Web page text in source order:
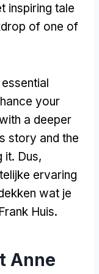
inspiring tale
of one of
your
a deeper
story and the
it. Dus,
ervaring
wat je
Huis.
Anne